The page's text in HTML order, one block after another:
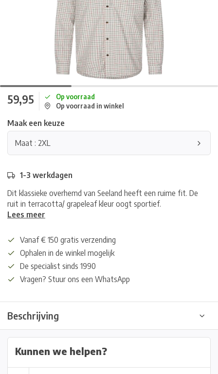
59,95
Op voorraad
Op voorraad in winkel
Maak een keuze
Maat : 2XL
1-3 werkdagen
Dit klassieke overhemd van Seeland heeft een ruime fit. De
ruit in terracotta/ grapeleaf kleur oogt sportief.
Lees meer
Vanaf € 150 gratis verzending
Ophalen in de winkel mogelijk
De specialist sinds 1990
Vragen? Stuur ons een WhatsApp
Beschrijving
Kunnen we helpen?